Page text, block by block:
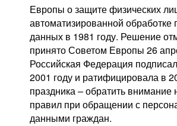
Европы о защите физических
автоматизированной обработке
данных в 1981 году. Решение
принято Советом Европы 26
Российская Федерация
2001 году и ратифицировала в
праздника – обратить
правил при обращении с
данными граждан.